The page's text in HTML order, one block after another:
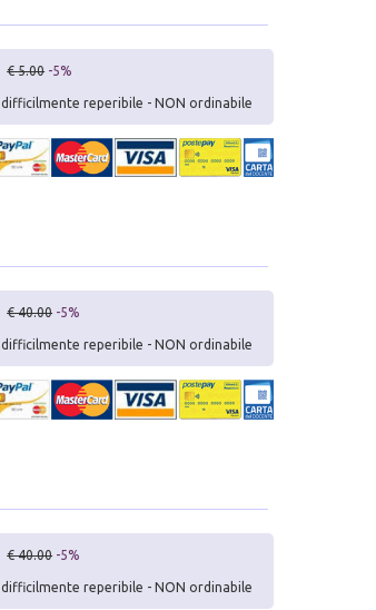
€ 5.00 -5%
difficilmente reperibile - NON ordinabile
€ 40.00 -5%
difficilmente reperibile - NON ordinabile
€ 40.00 -5%
difficilmente reperibile - NON ordinabile